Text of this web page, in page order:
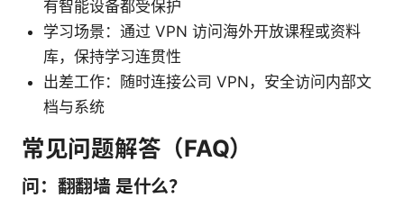
有智能设备都受保护
学习场景：通过 VPN 访问海外开放课程或资料
库，保持学习连贯性
出差工作：随时连接公司 VPN，安全访问内部文
档与系统
常见问题解答（FAQ）
问：翻翻墙 是什么？